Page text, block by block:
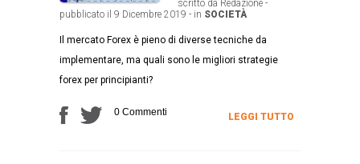
scritto da Redazione -
pubblicato il 9 Dicembre 2019 - in SOCIETÀ
Il mercato Forex è pieno di diverse tecniche da
implementare, ma quali sono le migliori strategie
forex per principianti?
0 Commenti LEGGI TUTTO